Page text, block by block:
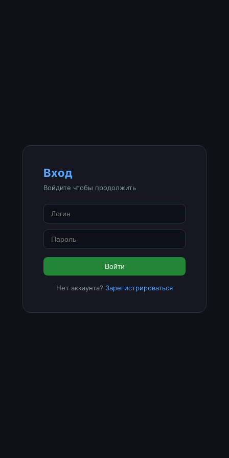
Вход
Войдите чтобы продолжить
Войти
Нет аккаунта? Зарегистрироваться